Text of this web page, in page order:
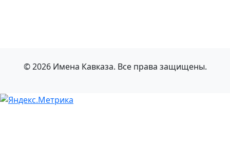
© 2026 Имена Кавказа. Все права защищены.